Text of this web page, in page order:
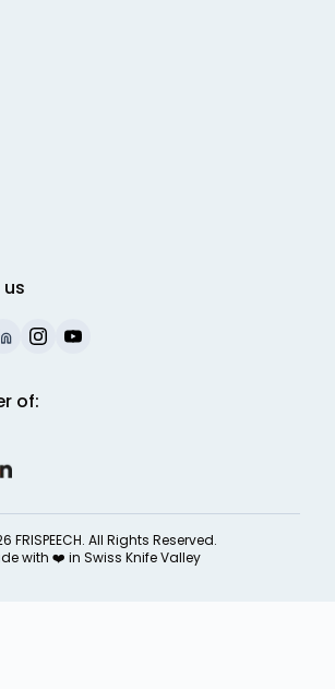
of:
FRISPEECH. All Rights Reserved.
with ❤️ in Swiss Knife Valley